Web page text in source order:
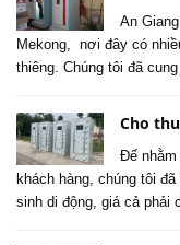
An
Mekong, nơi đây có
thiêng. Chúng tôi đã
Cho
Để nhằm
khách hàng, chúng tôi
sinh di động, giá cả phải